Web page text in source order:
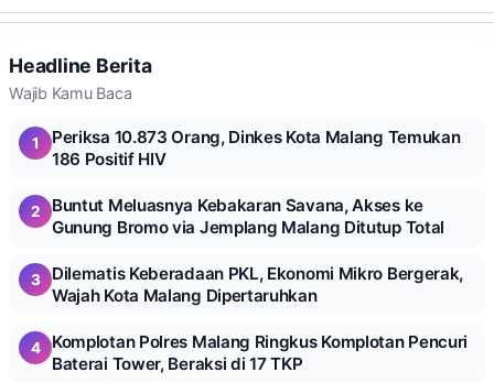
Headline Berita
Wajib Kamu Baca
1
Periksa 10.873 Orang, Dinkes Kota Malang Temukan
186 Positif HIV
2
Buntut Meluasnya Kebakaran Savana, Akses ke
Gunung Bromo via Jemplang Malang Ditutup Total
3
Dilematis Keberadaan PKL, Ekonomi Mikro Bergerak,
Wajah Kota Malang Dipertaruhkan
4
Komplotan Polres Malang Ringkus Komplotan Pencuri
Baterai Tower, Beraksi di 17 TKP